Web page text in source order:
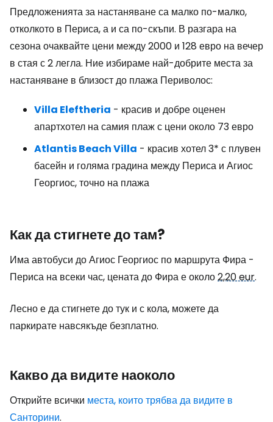
Предложенията за настаняване са малко по-малко,
отколкото в Периса, а и са по-скъпи. В разгара на
сезона очаквайте цени между 2000 и 128 евро на вечер
в стая с 2 легла. Ние избираме най-добрите места за
настаняване в близост до плажа Периволос:
Villa Eleftheria - красив и добре оценен
апартхотел на самия плаж с цени около 73 евро
Atlantis Beach Villa - красив хотел 3* с плувен
басейн и голяма градина между Периса и Агиос
Георгиос, точно на плажа
Как да стигнете до там?
Има автобуси до Агиос Георгиос по маршрута Фира -
Периса на всеки час, цената до Фира е около2,20 eur.
Лесно е да стигнете до тук и с кола, можете да
паркирате навсякъде безплатно.
Какво да видите наоколо
Открийте всички места, които трябва да видите в
Санторини.